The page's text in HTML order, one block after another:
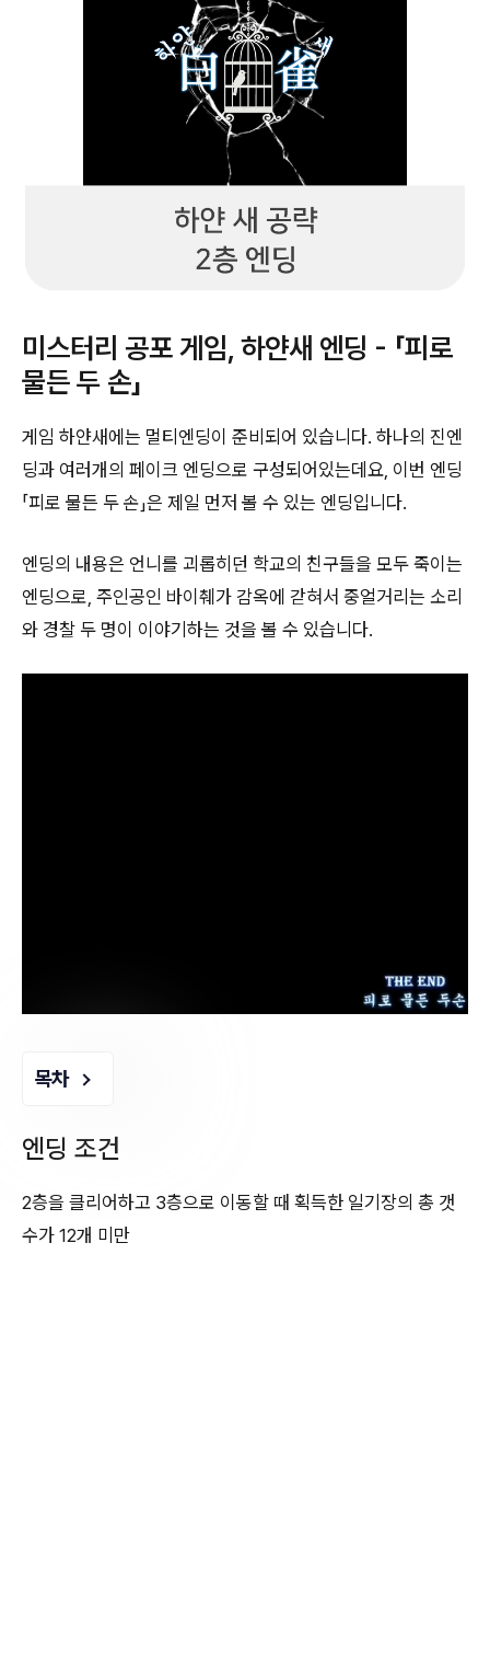
미스터리 공포 게임, 하얀새 엔딩 - 「피로
물든 두 손」
게임 하얀새에는 멀티엔딩이 준비되어 있습니다. 하나의 진엔
딩과 여러개의 페이크 엔딩으로 구성되어있는데요, 이번 엔딩
「피로 물든 두 손」은 제일 먼저 볼 수 있는 엔딩입니다.
엔딩의 내용은 언니를 괴롭히던 학교의 친구들을 모두 죽이는
엔딩으로, 주인공인 바이췌가 감옥에 갇혀서 중얼거리는 소리
와 경찰 두 명이 이야기하는 것을 볼 수 있습니다.
목차
엔딩 조건
2층을 클리어하고 3층으로 이동할 때 획득한 일기장의 총 갯
수가 12개 미만